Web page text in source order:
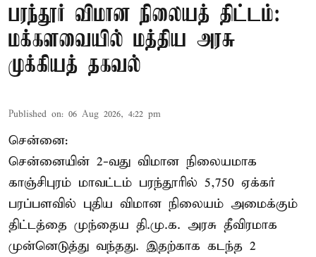
பரந்தூர் விமான நிலையத் திட்டம்:
மக்களவையில் மத்திய அரசு
முக்கியத் தகவல்
Published on: 06 Aug 2026, 4:22 pm
சென்னை:
சென்னையின் 2-வது விமான நிலையமாக
காஞ்சிபுரம் மாவட்டம் பரந்தூரில் 5,750 ஏக்கர்
பரப்பளவில் புதிய விமான நிலையம் அமைக்கும்
திட்டத்தை முந்தைய தி.மு.க. அரசு தீவிரமாக
முன்னெடுத்து வந்தது. இதற்காக கடந்த 2